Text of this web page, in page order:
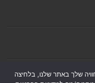
שלך באתר שלנו, בלחיצה